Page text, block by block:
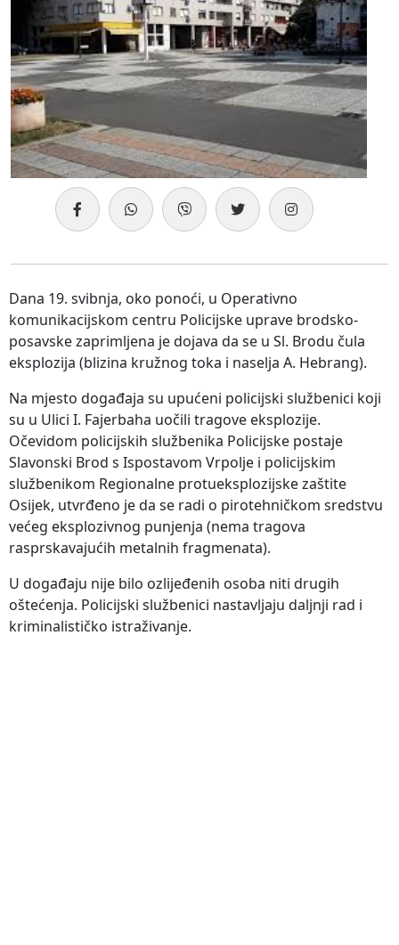
Dana 19. svibnja, oko ponoći, u Operativno
komunikacijskom centru Policijske uprave brodsko-
posavske zaprimljena je dojava da se u Sl. Brodu čula
eksplozija (blizina kružnog toka i naselja A. Hebrang).
Na mjesto događaja su upućeni policijski službenici koji
su u Ulici I. Fajerbaha uočili tragove eksplozije.
Očevidom policijskih službenika Policijske postaje
Slavonski Brod s Ispostavom Vrpolje i policijskim
službenikom Regionalne protueksplozijske zaštite
Osijek, utvrđeno je da se radi o pirotehničkom sredstvu
većeg eksplozivnog punjenja (nema tragova
rasprskavajućih metalnih fragmenata).
U događaju nije bilo ozlijeđenih osoba niti drugih
oštećenja. Policijski službenici nastavljaju daljnji rad i
kriminalističko istraživanje.